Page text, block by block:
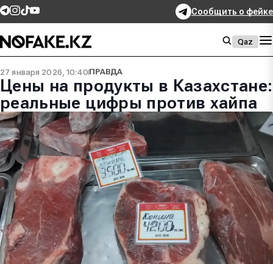
Сообщить о фейке
Qaz
27 января 2026, 10:40ПРАВДА
Цены на продукты в Казахстане:
реальные цифры против хайпа